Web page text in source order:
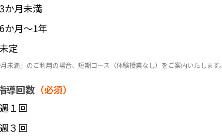
3か月未満
6か月～1年
未定
月未満」のご利用の場合、短期コース（体験授業なし）をご案内いたします。
導回数 （必須）
週１回
週３回